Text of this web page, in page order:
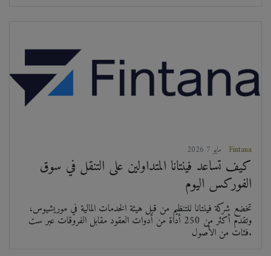
Fintana
كيف تساعد فينتانا المتداولين على التنقل في سوق
الفوركس اليوم
تخضع شركة فينتانا للتنظيم من قبل هيئة الخدمات المالية في موريشيوس،
وتقدم أكثر من 250 أداة من أدوات العقود مقابل الفروقات عبر ست
فئات من الأصول.